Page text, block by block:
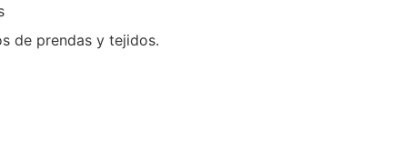
de prendas y tejidos.